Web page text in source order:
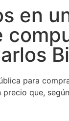
en
para
que,